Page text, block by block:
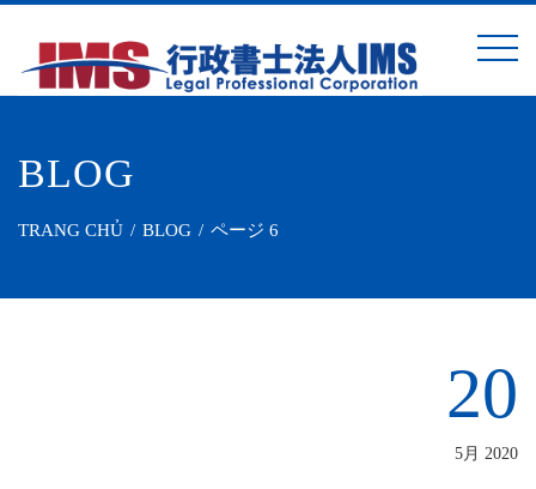
BLOG
TRANG CHỦ BLOG ページ 6
20
5月 2020